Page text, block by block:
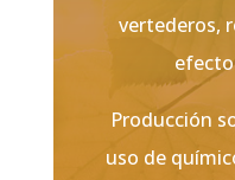
vertederos,
Producción
uso de